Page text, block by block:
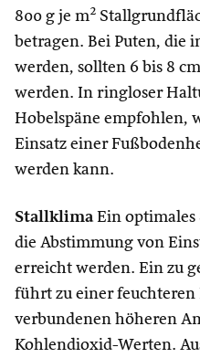
800 g je m²
betragen. Bei Puten, die
werden, sollten 6 bis 8
werden. In ringloser
Hobelspäne empfohlen,
Einsatz einer
werden kann.
StallklimaEin optimales
die Abstimmung von
erreicht werden. Ein zu
führt zu einer
verbundenen höheren
Kohlendioxid-Werten.